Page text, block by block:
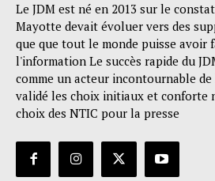
Le JDM est né en 2013 sur le
Mayotte devait évoluer vers des
que que tout le monde puisse avoir
l'information Le succès rapide du
comme un acteur incontournable
validé les choix initiaux et conforte
choix des NTIC pour la presse